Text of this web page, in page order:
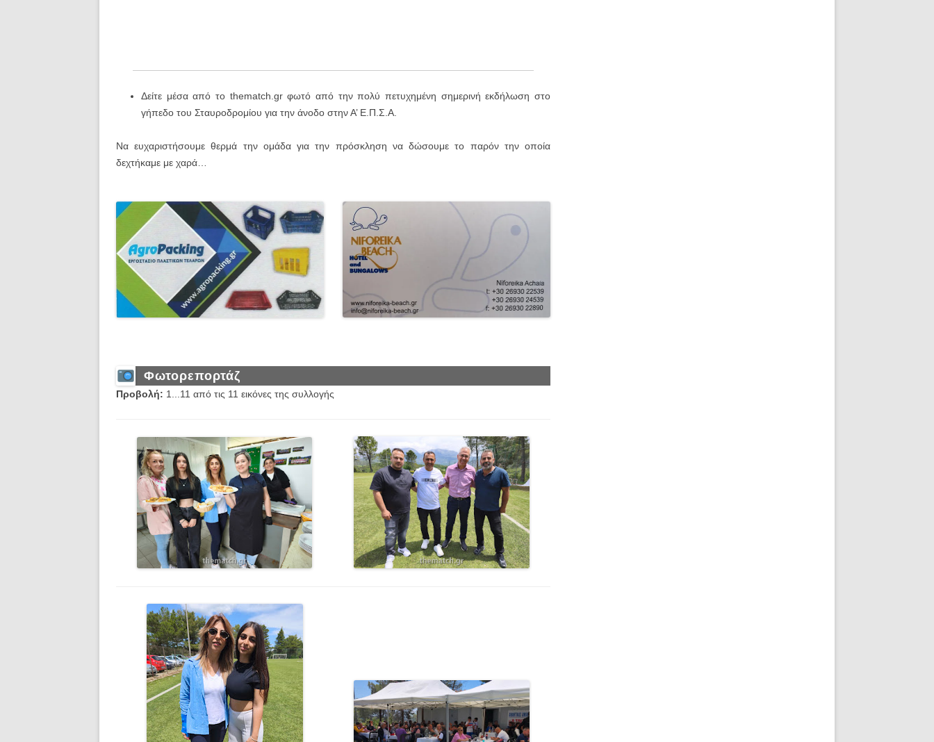
Δείτε μέσα από το thematch.gr φωτό από την πολύ πετυχημένη σημερινή εκδήλωση στο
γήπεδο του Σταυροδρομίου για την άνοδο στην Α’ Ε.Π.Σ.Α.
Να ευχαριστήσουμε θερμά την ομάδα για την πρόσκληση να δώσουμε το παρόν την οποία
δεχτήκαμε με χαρά…
Φωτορεπορτάζ
Προβολή: 1...11 από τις 11 εικόνες της συλλογής